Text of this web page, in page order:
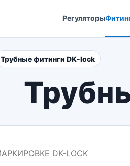
Регуляторы
Трубные фитинги DK-lock